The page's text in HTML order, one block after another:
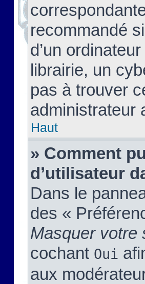
recommandé
d’un
librairie, un
pas à trouver
administrateur
Haut
» Comment
d’utilisateur
Dans le
des «
Masquer votre
cochant Oui
aux